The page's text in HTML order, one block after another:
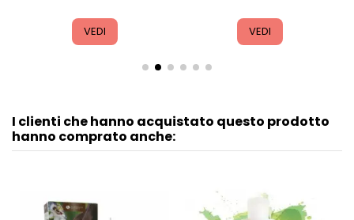
VEDI VEDI
I clienti che hanno acquistato questo prodotto
hanno comprato anche: